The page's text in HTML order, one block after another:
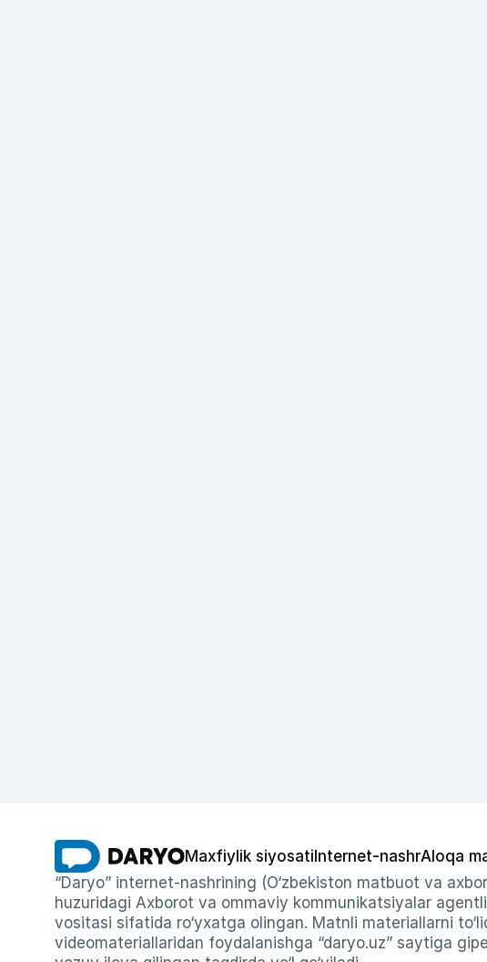
Maxfiylik siyosati Internet-nashrAloqa
“Daryo” internet-nashrining (O‘zbekiston matbuot va
huzuridagi Axborot va ommaviy kommunikatsiyalar
vositasi sifatida ro‘yxatga olingan. Matnli materiallarni
videomateriallaridan foydalanishga “daryo.uz” saytiga